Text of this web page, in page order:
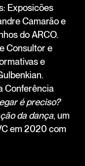
Exposicões
Camarão e
do ARCO.
Consultor e
e
Conferência
é preciso?
da dança, um
em 2020 com